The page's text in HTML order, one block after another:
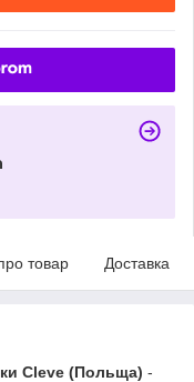
товар Доставка
Cleve (Польща) -